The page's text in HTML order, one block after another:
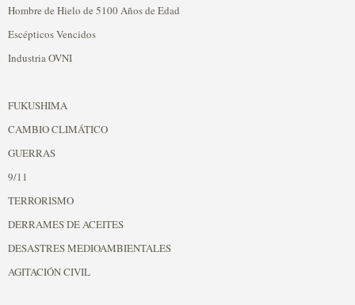
Hombre de Hielo de 5100 Años de Edad
Escépticos Vencidos
Industria OVNI
FUKUSHIMA
CAMBIO CLIMÁTICO
GUERRAS
9/11
TERRORISMO
DERRAMES DE ACEITES
DESASTRES MEDIOAMBIENTALES
AGITACIÓN CIVIL